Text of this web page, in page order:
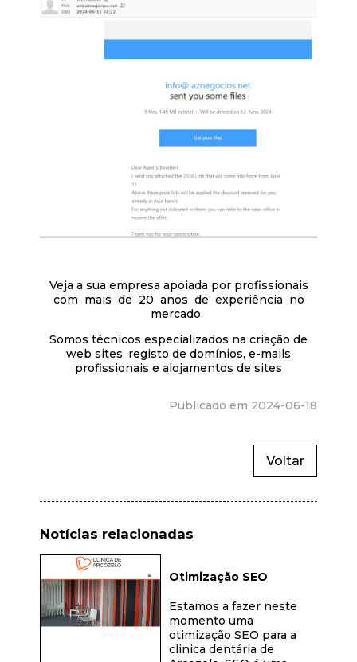
Veja a sua empresa apoiada por profissionais
com mais de 20 anos de experiência no
mercado.
Somos técnicos especializados na criação de
web sites, registo de domínios, e-mails
profissionais e alojamentos de sites
Publicado em 2024-06-18
Voltar
Notícias relacionadas
Otimização SEO
Estamos a fazer neste
momento uma
otimização SEO para a
clinica dentária de